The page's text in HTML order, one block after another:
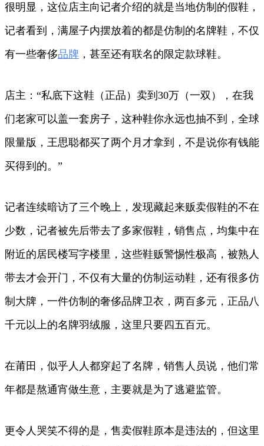
很明显，这位店主向记者介绍的就是当地仿制的假鞋，
记者看到，满屋子内摆放着的都是仿制的名牌鞋，不仅
有一些奢侈品牌 ，甚至还有联名的限定款球鞋。
店主：“私底下这鞋（正品）卖到30万（一双），在我
们老家可以盖一套房子，这种鞋你永远也抽不到，全球
限量版，王思聪都买了两个月才拿到，不是说你有钱能
买得到的。”
记者连续暗访了三个晚上，发现藏起来贩卖假鞋的不在
少数，记者被先后带去了多家假鞋，销售点，均集中在
附近的居民楼写字楼里，这些鞋贩警惕性极高，被熟人
带去才会开门，不仅有大量的仿制运动鞋，还有很多仿
制大牌，一件仿制的奢侈品牌卫衣，两百多元，正品八
千元以上的名牌羽绒服，这里只要四五百元。
在莆田，似乎人人都穿起了名牌，销售人员说，他们常
年都是熬通宵做生意，主要就是为了逃避监管。
更令人哭笑不得的是，售卖假鞋原本是违法的，但这里